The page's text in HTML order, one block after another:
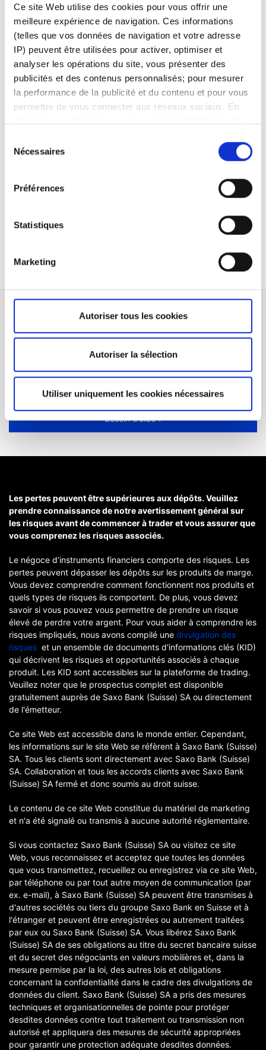
Ce site Web utilise des cookies pour vous offrir une
meilleure expérience de navigation. Ces informations
(telles que vos données de navigation et votre adresse
IP) peuvent être utilisées pour activer, optimiser et
analyser les opérations du site, vous présenter des
publicités et des contenus personnalisés; pour mesurer
la performance de la publicité et du contenu et pour vous
permettre de vous connecter aux réseaux sociaux. En
personnelles. Sélectionnez « Gérer le consentement »
pour gérer vos préférences de consentement. Une fois
confirmées, vos préférences de consentement sont
conservées. Vous pouvez modifier vos préférences ou
politique de cookies. Consultez
notre politique en
Nécessaires
Préférences
Statistiques
Marketing
Autoriser tous les cookies
Autoriser la sélection
Utiliser uniquement les cookies nécessaires
attractifs ici.
Articles associés
Comment enregistrer un compte à utiliser pour les
Puis-je accéder à mon compte lorsque je voyage
à l'étranger?
Vous ne trouvez pas ce que
vous cherchez ?
Voici comment ouvrir un ticket d’opération.
Besoin d’aide ?
Les pertes peuvent être supérieures aux dépôts. Veuillez
prendre connaissance de notre avertissement général sur
les risques avant de commencer à trader et vous assurer que
vous comprenez les risques associés.
Le négoce d’instruments financiers comporte des risques. Les
pertes peuvent dépasser les dépôts sur les produits de marge.
Vous devez comprendre comment fonctionnent nos produits et
quels types de risques ils comportent. De plus, vous devez
savoir si vous pouvez vous permettre de prendre un risque
élevé de perdre votre argent. Pour vous aider à comprendre les
risques impliqués, nous avons compilé une divulgation des
risques et un ensemble de documents d'informations clés (KID)
qui décrivent les risques et opportunités associés à chaque
produit. Les KID sont accessibles sur la plateforme de trading.
Veuillez noter que le prospectus complet est disponible
gratuitement auprès de Saxo Bank (Suisse) SA ou directement
de l'émetteur.
Ce site Web est accessible dans le monde entier. Cependant,
les informations sur le site Web se réfèrent à Saxo Bank (Suisse)
SA. Tous les clients sont directement avec Saxo Bank (Suisse)
SA. Collaboration et tous les accords clients avec Saxo Bank
(Suisse) SA fermé et donc soumis au droit suisse.
Le contenu de ce site Web constitue du matériel de marketing
et n'a été signalé ou transmis à aucune autorité réglementaire.
Si vous contactez Saxo Bank (Suisse) SA ou visitez ce site
Web, vous reconnaissez et acceptez que toutes les données
que vous transmettez, recueillez ou enregistrez via ce site Web,
par téléphone ou par tout autre moyen de communication (par
ex. e-mail), à Saxo Bank (Suisse) SA peuvent être transmises à
d'autres sociétés ou tiers du groupe Saxo Bank en Suisse et à
l'étranger et peuvent être enregistrées ou autrement traitées
par eux ou Saxo Bank (Suisse) SA. Vous libérez Saxo Bank
(Suisse) SA de ses obligations au titre du secret bancaire suisse
et du secret des négociants en valeurs mobilières et, dans la
mesure permise par la loi, des autres lois et obligations
concernant la confidentialité dans le cadre des divulgations de
données du client. Saxo Bank (Suisse) SA a pris des mesures
techniques et organisationnelles de pointe pour protéger
desdites données contre tout traitement ou transmission non
autorisé et appliquera des mesures de sécurité appropriées
pour garantir une protection adéquate desdites données.